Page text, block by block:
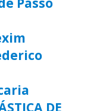
DE